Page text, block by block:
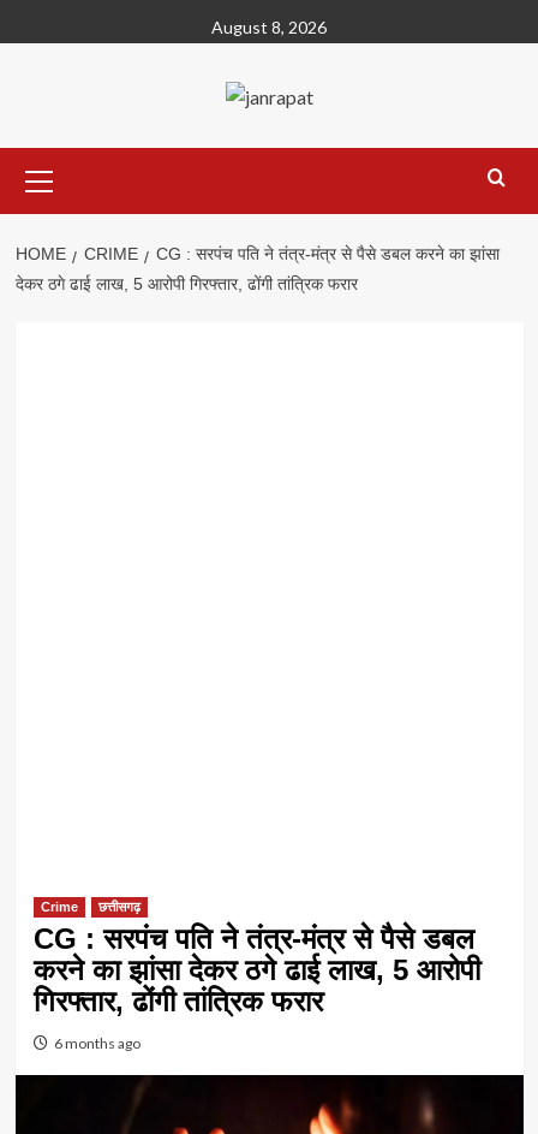
to
August 8, 2026
Menu
HOME CRIME
CG : सरपंच पति ने तंत्र-मंत्र से पैसे डबल करने का झांसा
देकर ठगे ढाई लाख, 5 आरोपी गिरफ्तार, ढोंगी तांत्रिक फरार
Crime छत्तीसगढ़
CG : सरपंच पति ने तंत्र-मंत्र से पैसे डबल
करने का झांसा देकर ठगे ढाई लाख, 5 आरोपी
गिरफ्तार, ढोंगी तांत्रिक फरार
6 months ago